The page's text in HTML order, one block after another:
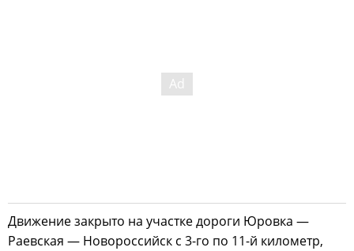
Движение закрыто на участке дороги Юровка —
Раевская — Новороссийск с 3-го по 11-й километр,